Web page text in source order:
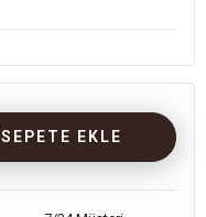
SEPETE EKLE